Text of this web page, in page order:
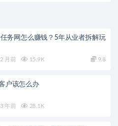
务网怎么赚钱？5年从业者拆解玩
2 月前 15.9K 9.8
户该怎么办
3 年前 28.1K